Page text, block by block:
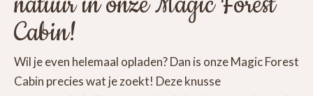
Cabin!
Wil je even helemaal opladen? Dan is onze Magic Forest
Cabin precies wat je zoekt! Deze knusse